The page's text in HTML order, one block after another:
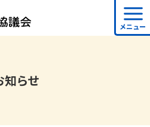
メニュー
知らせ